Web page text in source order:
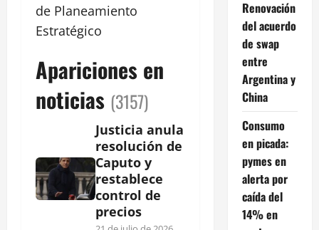
de Planeamiento
Estratégico
Apariciones en
noticias (3157)
Justicia anula
resolución de
Caputo y
restablece
control de
precios
Renovación
del acuerdo
de swap
entre
Argentina y
China
Consumo
en picada:
pymes en
alerta por
caída del
14% en